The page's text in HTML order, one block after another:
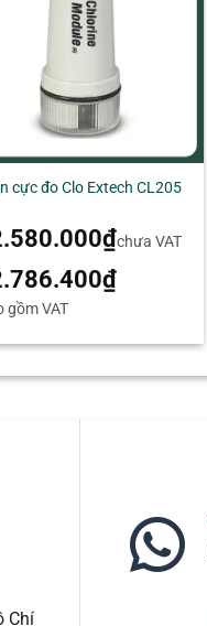
cực đo Clo Extech CL205
₫chưa VAT
₫
gồm VAT
Chí